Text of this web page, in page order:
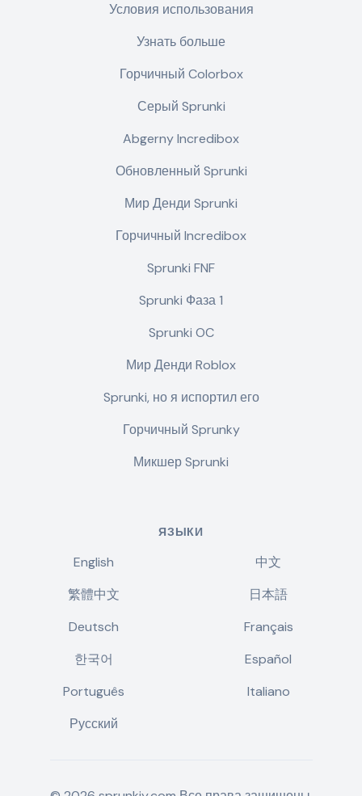
Условия использования
Узнать больше
Горчичный Colorbox
Серый Sprunki
Abgerny Incredibox
Обновленный Sprunki
Мир Денди Sprunki
Горчичный Incredibox
Sprunki FNF
Sprunki Фаза 1
Sprunki OC
Мир Денди Roblox
Sprunki, но я испортил его
Горчичный Sprunky
Микшер Sprunki
ЯЗЫКИ
English
中文
繁體中文
日本語
Deutsch
Français
한국어
Español
Português
Italiano
Русский